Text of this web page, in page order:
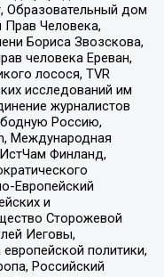
Образовательный дом
Человека,
Бориса Звозскова,
человека Ереван,
лосося, TVR
исследований им
журналистов
Россию,
Международная
Финланд,
Европейский
и
Сторожевой
Иеговы,
политики,
Российский